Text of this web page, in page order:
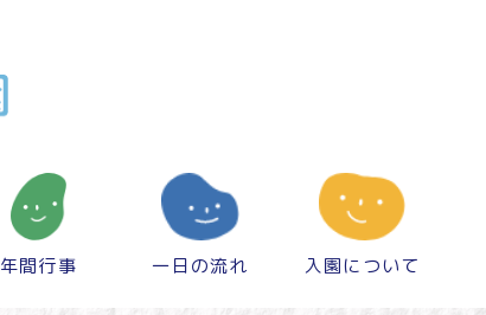
年間行事 一日の流れ 入園について